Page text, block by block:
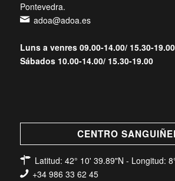
Pontevedra.
adoa@adoa.es
Luns a venres 09.00-14.00/ 15.30-19.00
Sábados 10.00-14.00/ 15.30-19.00
CENTRO
Latitud: 42° 10' 39.89"N - Longitud:
+34 986 33 62 45